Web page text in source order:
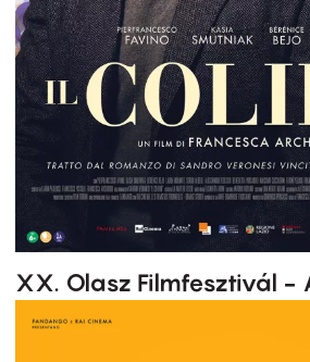
XX. Olasz Filmfesztivál -